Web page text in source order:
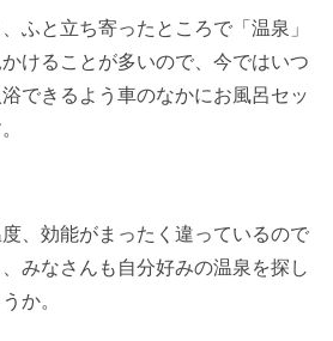
ふと立ち寄ったところで「温泉」
けることが多いので、今ではいつ
できるよう車のなかにお風呂セッ
、効能がまったく違っているので
みなさんも自分好みの温泉を探し
か。